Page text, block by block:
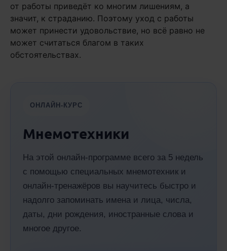
от работы приведёт ко многим лишениям, а
значит, к страданию. Поэтому уход с работы
может принести удовольствие, но всё равно не
может считаться благом в таких
обстоятельствах.
ОНЛАЙН-КУРС
Мнемотехники
На этой онлайн-программе всего за 5 недель
с помощью специальных мнемотехник и
онлайн-тренажёров вы научитесь быстро и
надолго запоминать имена и лица, числа,
даты, дни рождения, иностранные слова и
многое другое.